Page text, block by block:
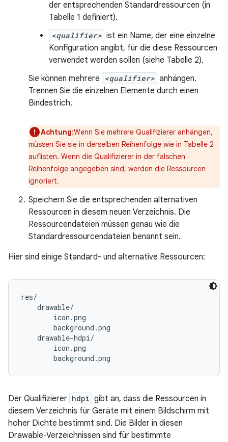
der entsprechenden Standardressourcen (in
Tabelle 1 definiert).
<qualifier> ist ein Name, der eine einzelne
Konfiguration angibt, für die diese Ressourcen
verwendet werden sollen (siehe Tabelle 2).
Sie können mehrere
<qualifier> anhängen.
Trennen Sie die einzelnen Elemente durch einen
Bindestrich.
Achtung:Wenn Sie mehrere Qualifizierer anhängen,
müssen Sie sie in derselben Reihenfolge wie in Tabelle 2
auflisten. Wenn die Qualifizierer in der falschen
Reihenfolge angegeben sind, werden die Ressourcen
ignoriert.
Speichern Sie die entsprechenden alternativen
Ressourcen in diesem neuen Verzeichnis. Die
Ressourcendateien müssen genau wie die
Standardressourcendateien benannt sein.
Hier sind einige Standard- und alternative Ressourcen:
res/
    drawable/
        icon.png
        background.png
    drawable-hdpi/
        icon.png
Der Qualifizierer hdpi gibt an, dass die Ressourcen in
diesem Verzeichnis für Geräte mit einem Bildschirm mit
hoher Dichte bestimmt sind. Die Bilder in diesen
Drawable-Verzeichnissen sind für bestimmte